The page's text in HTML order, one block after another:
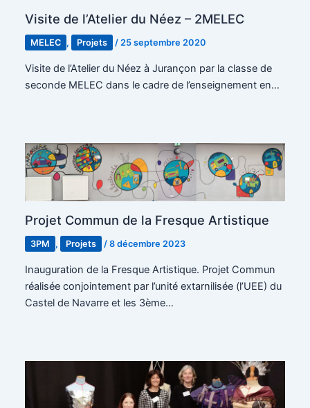
Visite de l’Atelier du Néez – 2MELEC
MELEC , Projets / 25 septembre 2020
Visite de l’Atelier du Néez à Jurançon par la classe de
seconde MELEC dans le cadre de l’enseignement en…
Projet Commun de la Fresque Artistique
3PM , Projets /8 décembre 2023
Inauguration de la Fresque Artistique. Projet Commun
réalisée conjointement par l’unité extarnilisée (l’UEE) du
Castel de Navarre et les 3ème…